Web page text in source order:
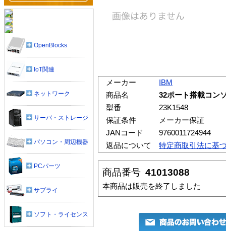
メーカー
IBM
商品名
32ポート搭載コン
型番
23K1548
保証条件
メーカー保証
JANコード
9760011724944
返品について
特定商取引法に基
商品番号 41013088
本商品は販売を終了しました
OpenBlocks
IoT関連
ネットワーク
サーバ・ストレージ
パソコン・周辺機器
PCパーツ
サプライ
ソフト・ライセンス